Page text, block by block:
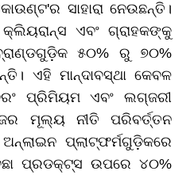
ସାହାରା ନେଉଛନ୍ତି।
ଏବଂ ଗ୍ରାହକଙ୍କୁ
୫୦% ରୁ ୭୦%
ଏହି ମାନ୍ଦାବସ୍ଥା କେବଳ
ପ୍ରିମିୟମ ଏବଂ ଲଗ୍ଜରୀ
ମୂଲ୍ୟ ନୀତି ପରିବର୍ତ୍ତନ
ପ୍ଲାଟ୍ଫର୍ମଗୁଡ଼ିକରେ
ପ୍ରଡକ୍ଟ୍ସ ଉପରେ ୪୦%